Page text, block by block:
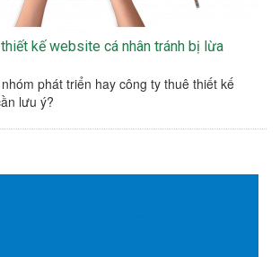
kế website cá nhân tránh bị lừa
phát triển hay công ty thuê thiết kế
lưu ý?